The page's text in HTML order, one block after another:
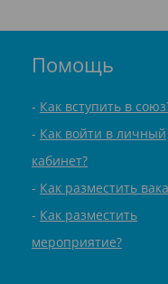
Помощь
Как вступить в
Как войти в личный
кабинет?
Как разместить
Как разместить
мероприятие?